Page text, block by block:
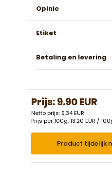
Opinie
Etiket
Betaling en levering
Prijs:9.90 EUR
Netto prijs: 9.34 EUR
Prijs per 100g: 13.20 EUR /
Product tijdelijk